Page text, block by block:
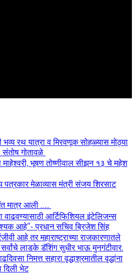
भव्य रथ यात्रा व मिरवणूक सोहळ्यास मोठ्या
गोतावळे
भूषण तोष्णीवाल सीझन १३ चे महेश
पत्रकार मेळाव्यास मंत्री संजय शिरसाट
मात्र आली …..
वाढवण्यासाठी आर्टिफिशियल इंटेलिजन्स
आहे”- प्रधान सचिव ब्रिजेश सिंह
आहे तर महाराष्ट्राच्या राजकारणातले
लाडके डॅशिंग सुधीर भाऊ मुनगंटीवार.
निमत्त सहारा वृद्धाश्रमातील वृद्धांना
दिली भेट